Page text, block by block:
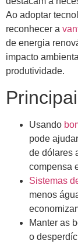
Ao adoptar
reconhecer a
de energia
impacto
produtividade.
Usando
pode
de dólares
compensa
Sistemas
menos
Manter as
o